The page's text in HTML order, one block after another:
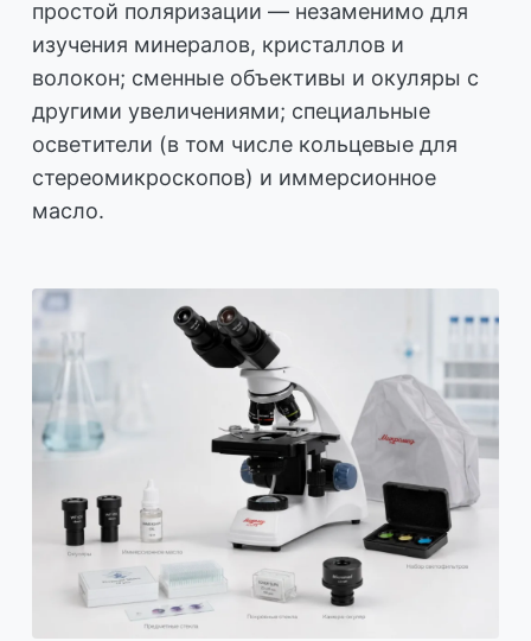
простой поляризации — незаменимо для
изучения минералов, кристаллов и
волокон; сменные объективы и окуляры с
другими увеличениями; специальные
осветители (в том числе кольцевые для
стереомикроскопов) и иммерсионное
масло.